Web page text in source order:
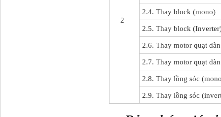
2
2.4. Thay block (mono)
2.5. Thay block
2.6. Thay motor quạt
2.7. Thay motor quạt
2.8. Thay lồng sóc
2.9. Thay lồng sóc